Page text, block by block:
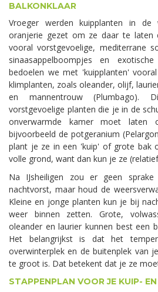
BALKONKLAAR
Vroeger werden kuipplanten in
oranjerie gezet om ze daar te laten
vooral vorstgevoelige, mediterrane
sinaasappelboompjes en
bedoelen we met 'kuipplanten'
klimplanten, zoals oleander, olijf,
en mannentrouw
vorstgevoelige planten die je in de
onverwarmde kamer moet laten
bijvoorbeeld de potgeranium
plant je ze in een 'kuip' of grote bak
volle grond, want dan kun je ze
Na IJsheiligen zou er geen
nachtvorst, maar houd de
Kleine en jonge planten kun je bij
weer binnen zetten. Grote,
oleander en laurier kunnen best een
Het belangrijkst is dat het
overwinterplek en de buitenplek van
te groot is. Dat betekent dat je ze
STAPPENPLAN VOOR JE KUIP-